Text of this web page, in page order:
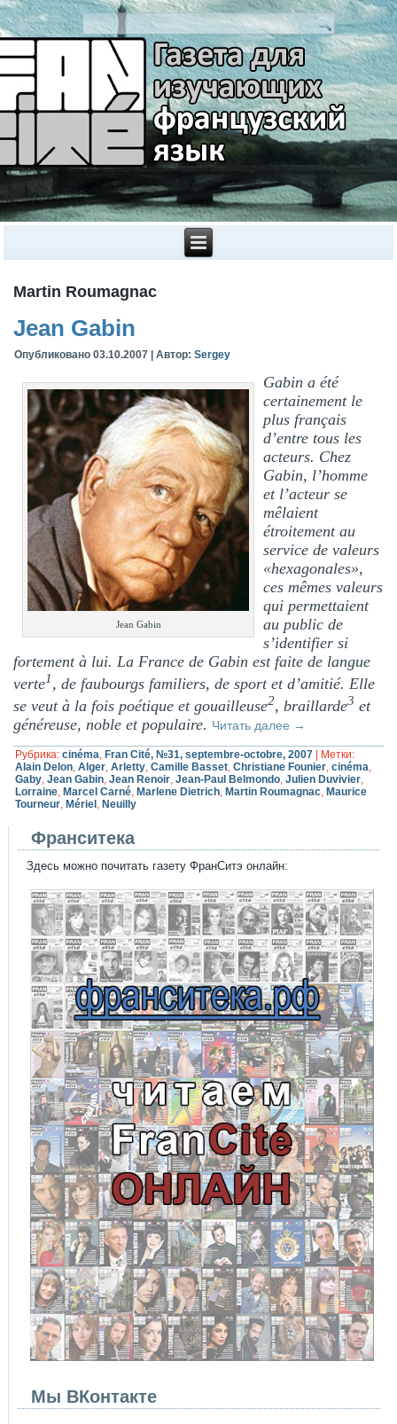
Martin Roumagnac
Jean Gabin
Опубликовано 03.10.2007 |Автор: Sergey
Jean Gabin
Gabin a été
certainement le
plus français
d’entre tous les
acteurs. Chez
Gabin, l’homme
et l’acteur se
mêlaient
étroitement au
service de valeurs
«hexagonales»,
ces mêmes valeurs
qui permettaient
au public de
s’identifier si
fortement à lui. La France de Gabin est faite de langue
verte1, de faubourgs familiers, de sport et d’amitié. Elle
se veut à la fois poétique et gouailleuse2, braillarde3 et
généreuse, noble et populaire. Читать далее →
Рубрика: cinéma, Fran Cité, №31, septembre-octobre, 2007
Метки:
Alain Delon,Alger,Arletty,Camille Basset,Christiane Founier,cinéma,
Gaby,Jean Gabin,Jean Renoir,Jean-Paul Belmondo,Julien Duvivier,
Lorraine, Marcel Carné, Marlene Dietrich, Martin Roumagnac, Maurice
Tourneur, Mériel , Neuilly
Франситека
Здесь можно почитать газету ФранСитэ онлайн:
Мы ВКонтакте